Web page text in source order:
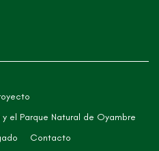
el Parque Natural de Oyambre
Contacto